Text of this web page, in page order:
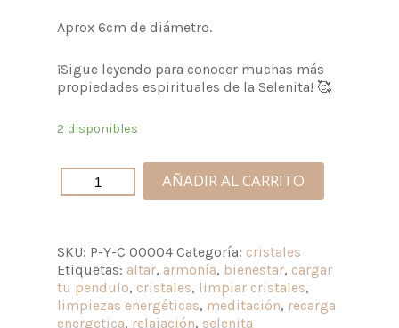
Aprox 6cm de diámetro.
¡Sigue leyendo para conocer muchas más
propiedades espirituales de la Selenita! 🥰
2 disponibles
AÑADIR AL CARRITO
SKU: P-Y-C 00004 Categoría: cristales
Etiquetas: altar, armonía, bienestar, cargar
tu pendulo, cristales, limpiar cristales,
limpiezas energéticas, meditación, recarga
energetica, relajación, selenita